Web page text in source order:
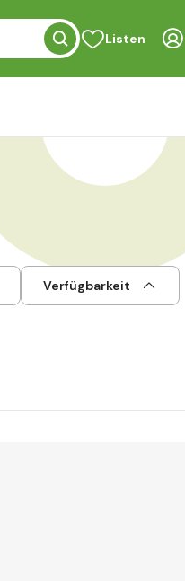
Listen
Verfügbarkeit